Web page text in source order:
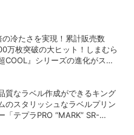
の冷たさを実現！累計販売数
万枚突破の大ヒット！しまむら
超COOL』シリーズの進化がスゴ
質なラベル作成ができるキング
のスタリッシュなラベルプリン
「テプラPRO “MARK” SR-